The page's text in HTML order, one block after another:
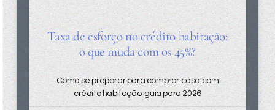
Taxa de esforço no crédito habitação:
o que muda com os 45%?
Como se preparar para comprar casa com
crédito habitação: guia para 2026